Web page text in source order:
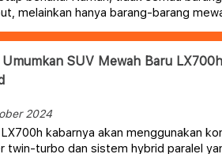
melainkan hanya barang-barang
mewah.
Umumkan SUV Mewah Baru
2024
kabarnya akan menggunakan
twin-turbo dan sistem hybrid paralel